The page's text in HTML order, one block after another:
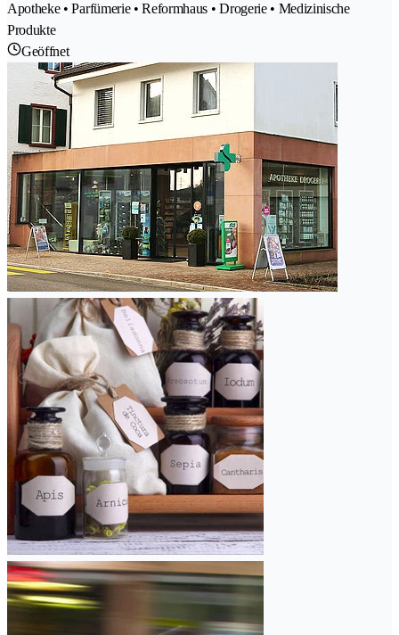
Apotheke • Parfümerie • Reformhaus • Drogerie • Medizinische
Produkte
Geöffnet